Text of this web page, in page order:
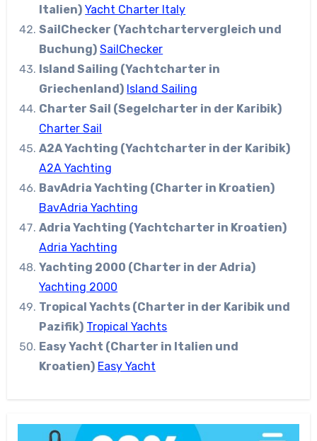
Italien) Yacht Charter Italy
SailChecker (Yachtchartervergleich und
Buchung) SailChecker
Island Sailing (Yachtcharter in
Griechenland) Island Sailing
Charter Sail (Segelcharter in der Karibik)
Charter Sail
A2A Yachting (Yachtcharter in der Karibik)
A2A Yachting
BavAdria Yachting (Charter in Kroatien)
BavAdria Yachting
Adria Yachting (Yachtcharter in Kroatien)
Adria Yachting
Yachting 2000 (Charter in der Adria)
Yachting 2000
Tropical Yachts (Charter in der Karibik und
Pazifik) Tropical Yachts
Easy Yacht (Charter in Italien und
Kroatien) Easy Yacht